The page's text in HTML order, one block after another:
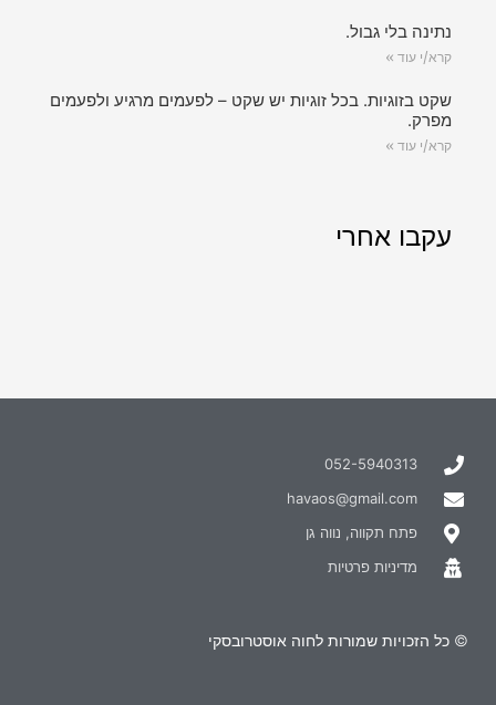
נתינה בלי גבול.
קרא/י עוד »
שקט בזוגיות. בכל זוגיות יש שקט – לפעמים מרגיע ולפעמים
מפרק.
קרא/י עוד »
עקבו אחרי
052-5940313
havaos@gmail.com
פתח תקווה, נווה גן
מדיניות פרטיות
© כל הזכויות שמורות לחוה אוסטרובסקי